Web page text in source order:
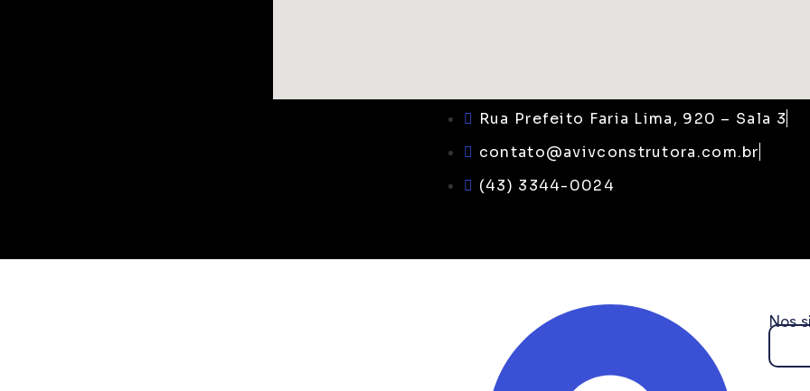
Rua Prefeito Faria Lima, 920 – Sala 3
contato@avivconstrutora.com.br
(43) 3344-0024
Nos